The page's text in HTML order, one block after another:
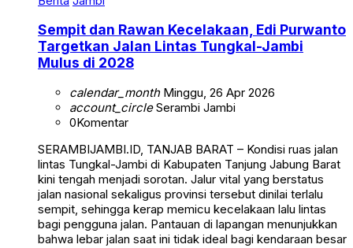
Targetkan Jalan Lintas Tungkal-Jambi
Mulus di 2028
account_circleSerambi Jambi
0Komentar
lintas Tungkal-Jambi di Kabupaten Tanjung Jabung Barat
kini tengah menjadi sorotan. Jalur vital yang berstatus
jalan nasional sekaligus provinsi tersebut dinilai terlalu
sempit, sehingga kerap memicu kecelakaan lalu lintas
bagi pengguna jalan. Pantauan di lapangan menunjukkan
bahwa lebar jalan saat ini tidak ideal bagi kendaraan besar
yang melintas. […]